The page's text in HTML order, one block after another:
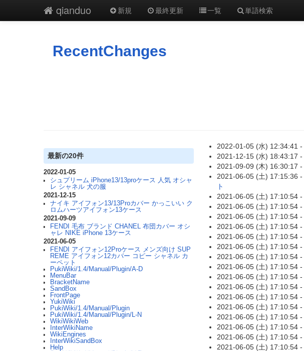
qianduo 新規 最終更新 一覧 単語検索
RecentChanges
最新の20件
2022-01-05
シュプリーム iPhone13/13proケース 人気 オシャ
レ シャネル 犬の服
2021-12-15
ナイキ アイフォン13/13Proカバー かっこいい ク
ロムハーツアイフォン13ケース
2021-09-09
FENDI 毛布 ブランド CHANEL 布団カバー オシ
ャレ NIKE iPhone 13ケース
2021-06-05
FENDI アイフォン12Proケース メンズ向け SUP
REME アイフォン12カバー コピー シャネル カ
ーペット
PukiWiki/1.4/Manual/Plugin/A-D
MenuBar
BracketName
SandBox
FrontPage
YukiWiki
PukiWiki/1.4/Manual/Plugin
PukiWiki/1.4/Manual/Plugin/L-N
WikiWikiWeb
InterWikiName
WikiEngines
InterWikiSandBox
Help
2022-01-05 (水) 12:34:41 -
2021-12-15 (水) 18:43:17 -
2021-09-09 (木) 16:30:17 -
2021-06-05 (土) 17:15:36 -
ト
2021-06-05 (土) 17:10:54 -
2021-06-05 (土) 17:10:54 -
2021-06-05 (土) 17:10:54 -
2021-06-05 (土) 17:10:54 -
2021-06-05 (土) 17:10:54 -
2021-06-05 (土) 17:10:54 -
2021-06-05 (土) 17:10:54 -
2021-06-05 (土) 17:10:54 -
2021-06-05 (土) 17:10:54 -
2021-06-05 (土) 17:10:54 -
2021-06-05 (土) 17:10:54 -
2021-06-05 (土) 17:10:54 -
2021-06-05 (土) 17:10:54 -
2021-06-05 (土) 17:10:54 -
2021-06-05 (土) 17:10:54 -
2021-06-05 (土) 17:10:54 -